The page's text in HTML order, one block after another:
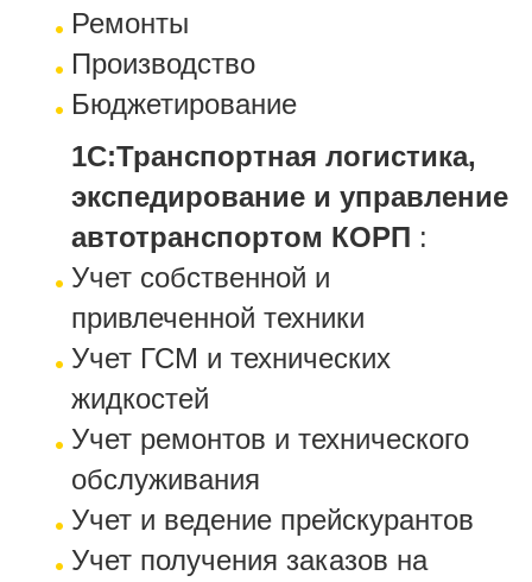
Ремонты
Производство
Бюджетирование
1С:Транспортная логистика,
экспедирование и управление
автотранспортом КОРП :
Учет собственной и
привлеченной техники
Учет ГСМ и технических
жидкостей
Учет ремонтов и технического
обслуживания
Учет и ведение прейскурантов
Учет получения заказов на